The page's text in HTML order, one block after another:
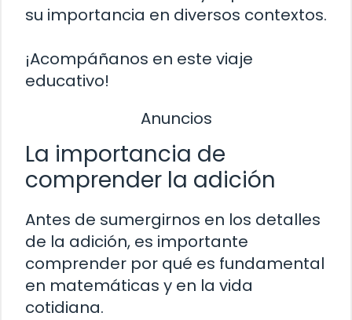
su importancia en diversos contextos.
¡Acompáñanos en este viaje
educativo!
Anuncios
La importancia de
comprender la adición
Antes de sumergirnos en los detalles
de la adición, es importante
comprender por qué es fundamental
en matemáticas y en la vida
cotidiana.